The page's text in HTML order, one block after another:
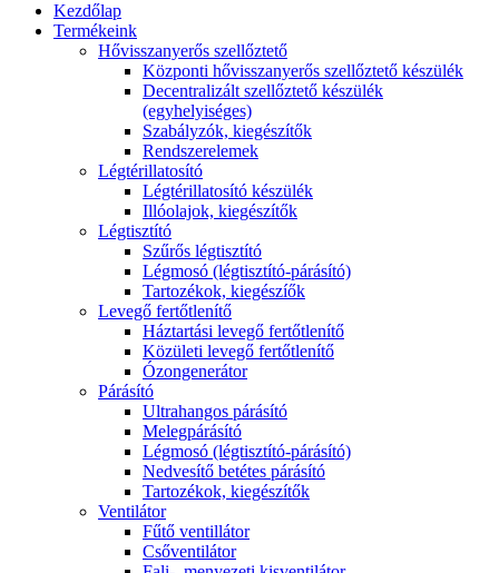
Kezdőlap
Termékeink
Hővisszanyerős szellőztető
Központi hővisszanyerős szellőztető készülék
Decentralizált szellőztető készülék
(egyhelyiséges)
Szabályzók, kiegészítők
Rendszerelemek
Légtérillatosító
Légtérillatosító készülék
Illóolajok, kiegészítők
Légtisztító
Szűrős légtisztító
Légmosó (légtisztító-párásító)
Tartozékok, kiegészíők
Levegő fertőtlenítő
Háztartási levegő fertőtlenítő
Közületi levegő fertőtlenítő
Ózongenerátor
Párásító
Ultrahangos párásító
Melegpárásító
Légmosó (légtisztító-párásító)
Nedvesítő betétes párásító
Tartozékok, kiegészítők
Ventilátor
Fűtő ventillátor
Csőventilátor